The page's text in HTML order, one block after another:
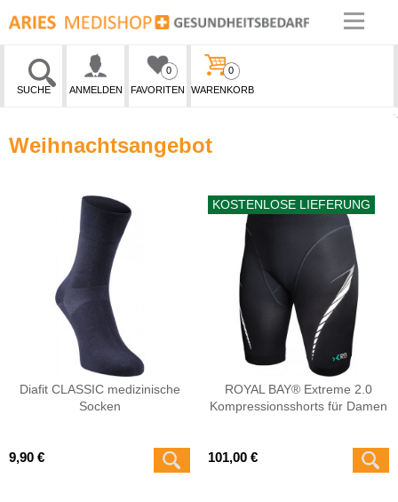
SUCHE ANMELDEN FAVORITEN
0
WARENKORB
0
Weihnachtsangebot
Diafit CLASSIC medizinische
Socken
9,90 €
KOSTENLOSE LIEFERUNG
ROYAL BAY® Extreme 2.0
Kompressionsshorts für Damen
101,00 €